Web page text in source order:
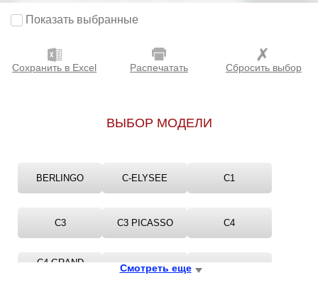
Показать выбранные
Сохранить в Excel Распечатать Сбросить выбор
ВЫБОР МОДЕЛИ
BERLINGO C-ELYSEE C1
C3 C3 PICASSO C4
C4 GRAND
C5
Смотреть еще